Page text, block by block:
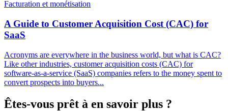
Facturation et monétisation
A Guide to Customer Acquisition Cost (CAC) for
SaaS
Acronyms are everywhere in the business world, but what is CAC?
Like other industries, customer acquisition costs (CAC) for
software-as-a-service (SaaS) companies refers to the money spent to
convert prospects into buyers...
Êtes-vous prêt à en savoir plus ?